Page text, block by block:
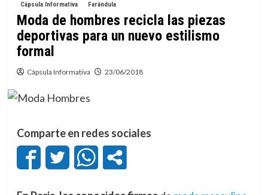
Cápsula Informativa Farándula
Moda de hombres recicla las piezas
deportivas para un nuevo estilismo
formal
Cápsula Informativa 23/06/2018
Comparte en redes sociales